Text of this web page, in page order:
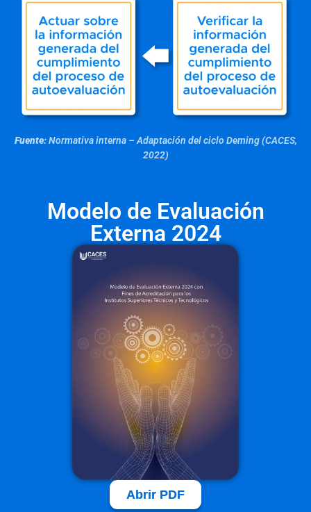
Fuente:Normativa interna – Adaptación del ciclo Deming (CACES,
2022)
Modelo de Evaluación
Externa 2024
Abrir PDF